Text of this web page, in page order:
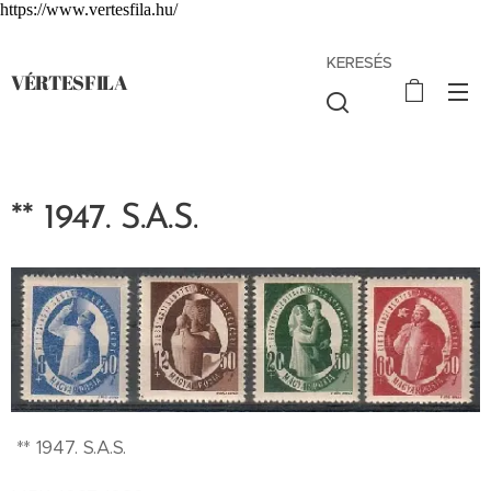
https://www.vertesfila.hu/
VÉRTESFILA
KERESÉS
** 1947. S.A.S.
** 1947. S.A.S.